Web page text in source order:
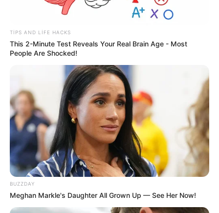
10:21 / 06 Avqust 2026
Rusiya Qara dənizdə yük gəmilərinə
dron
zərbələri endirib
1 0
TIPS AND LIFE HACKS
This 2-Minute Test Reveals Your Real Brain Age - Most
People Are Shocked!
BUZZDAY
Meghan Markle's Daughter All Grown Up — See Her Now!